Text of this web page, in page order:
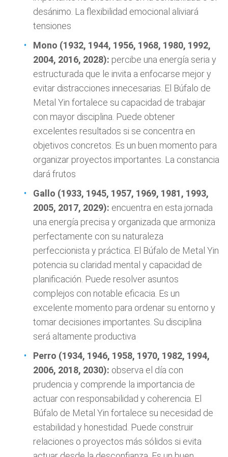
desánimo. La flexibilidad emocional aliviará
tensiones
Mono (1932, 1944, 1956, 1968, 1980, 1992,
2004, 2016, 2028): percibe una energía seria y
estructurada que le invita a enfocarse mejor y
evitar distracciones innecesarias. El Búfalo de
Metal Yin fortalece su capacidad de trabajar
con mayor disciplina. Puede obtener
excelentes resultados si se concentra en
objetivos concretos. Es un buen momento para
organizar proyectos importantes. La constancia
dará frutos
Gallo (1933, 1945, 1957, 1969, 1981, 1993,
2005, 2017, 2029): encuentra en esta jornada
una energía precisa y organizada que armoniza
perfectamente con su naturaleza
perfeccionista y práctica. El Búfalo de Metal Yin
potencia su claridad mental y capacidad de
planificación. Puede resolver asuntos
complejos con notable eficacia. Es un
excelente momento para ordenar su entorno y
tomar decisiones importantes. Su disciplina
será altamente productiva
Perro (1934, 1946, 1958, 1970, 1982, 1994,
2006, 2018, 2030): observa el día con
prudencia y comprende la importancia de
actuar con responsabilidad y coherencia. El
Búfalo de Metal Yin fortalece su necesidad de
estabilidad y honestidad. Puede construir
relaciones o proyectos más sólidos si evita